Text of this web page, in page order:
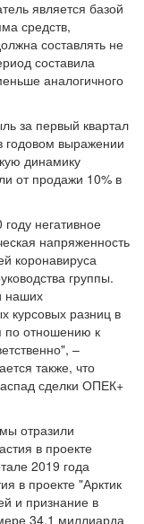
является базой
средств,
составлять не
составила
аналогичного
за первый квартал
годовом выражении
динамику
от продажи 10% в
негативное
напряженность
коронавируса
группы.
наших
курсовых разниц в
по отношению к
–
также, что
сделки ОПЕК+
отразили
в проекте
2019 года
в проекте "Арктик
и признание в
34,1 миллиарда